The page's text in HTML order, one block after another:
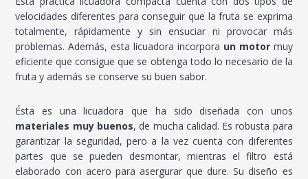
velocidades diferentes para conseguir que la fruta se exprima
totalmente, rápidamente y sin ensuciar ni provocar más
problemas. Además, esta licuadora incorpora un motormuy
eficiente que consigue que se obtenga todo lo necesario de la
fruta y además se conserve su buen sabor.
Ésta es una licuadora que ha sido diseñada con unos
materiales muy buenos, de mucha calidad. Es robusta para
garantizar la seguridad, pero a la vez cuenta con diferentes
partes que se pueden desmontar, mientras el filtro está
elaborado con acero para asergurar que dure. Su diseño es